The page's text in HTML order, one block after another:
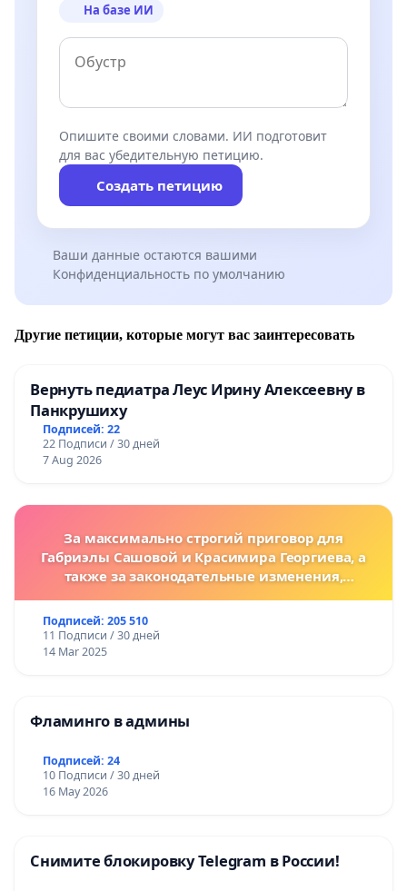
На базе ИИ
Опишите своими словами. ИИ подготовит
для вас убедительную петицию.
Создать петицию
Ваши данные остаются вашими
Конфиденциальность по умолчанию
Другие петиции, которые могут вас заинтересовать
Вернуть педиатра Леус Ирину Алексеевну в
Панкрушиху
Подписей: 22
22 Подписи / 30 дней
7 Aug 2026
За максимально строгий приговор для
Габриэлы Сашовой и Красимира Георгиева, а
также за законодательные изменения,
за преступления против животных!
Подписей: 205 510
11 Подписи / 30 дней
14 Mar 2025
Фламинго в админы
Подписей: 24
10 Подписи / 30 дней
16 May 2026
Снимите блокировку Telegram в России!